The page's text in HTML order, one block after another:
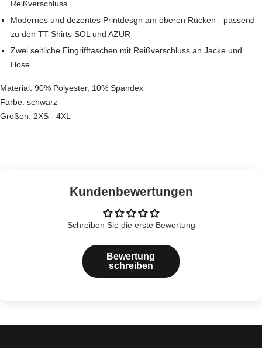
Reißverschluss
Modernes und dezentes Printdesgn am oberen Rücken - passend
zu den TT-Shirts SOL und AZUR
Zwei seitliche Eingrifftaschen mit Reißverschluss an Jacke und
Hose
Material: 90% Polyester, 10% Spandex
Farbe: schwarz
Größen: 2XS - 4XL
Kundenbewertungen
Schreiben Sie die erste Bewertung
Bewertung
schreiben